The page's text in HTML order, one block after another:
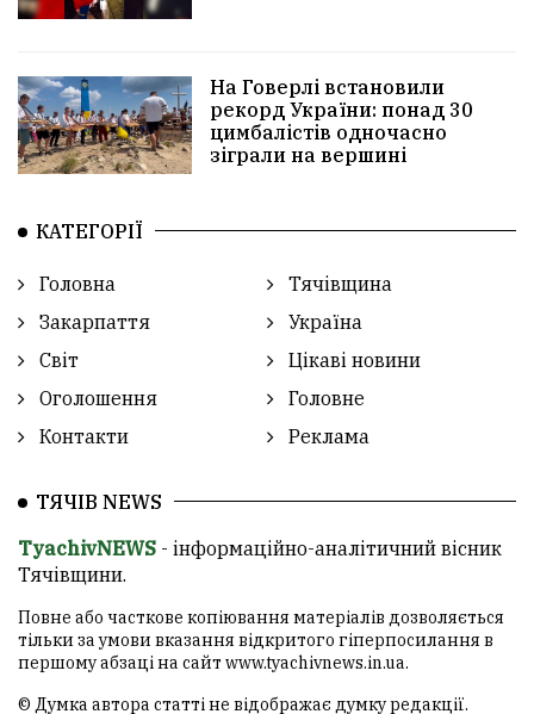
На Говерлі встановили
рекорд України: понад 30
цимбалістів одночасно
зіграли на вершині
КАТЕГОРІЇ
Головна
Тячівщина
Закарпаття
Україна
Світ
Цікаві новини
Оголошення
Головне
Контакти
Реклама
ТЯЧІВ NEWS
TyachivNEWS - інформаційно-аналітичний вісник
Тячівщини.
Повне або часткове копіювання матеріалів дозволяється
тільки за умови вказання відкритого гіперпосилання в
першому абзаці на сайт www.tyachivnews.in.ua.
© Думка автора статті не відображає думку редакції.